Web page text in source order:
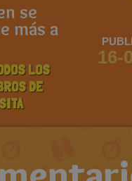
se
más a
LOS
DE
16-